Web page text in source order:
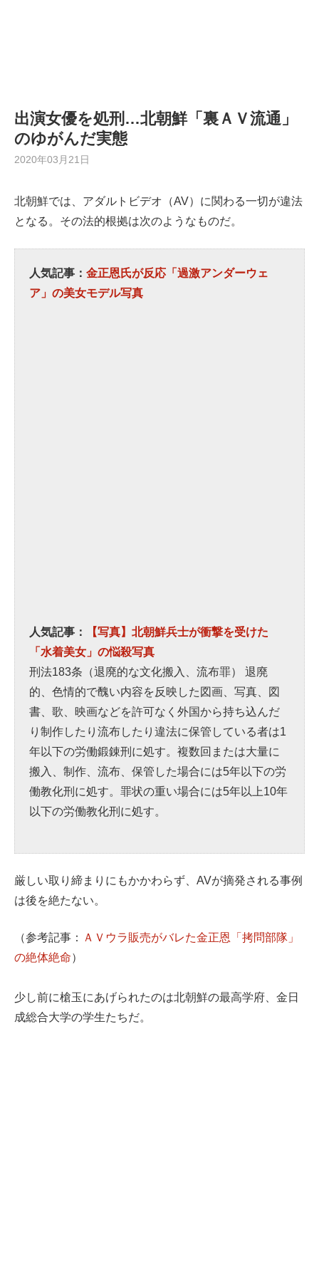
出演女優を処刑…北朝鮮「裏ＡＶ流通」
のゆがんだ実態
2020年03月21日
北朝鮮では、アダルトビデオ（AV）に関わる一切が違法
となる。その法的根拠は次のようなものだ。
人気記事： 金正恩氏が反応「過激アンダーウェ
ア」の美女モデル写真
人気記事：
【写真】北朝鮮兵士が衝撃を受けた
「水着美女」の悩殺写真
刑法183条（退廃的な文化搬入、流布罪） 退廃
的、色情的で醜い内容を反映した図画、写真、図
書、歌、映画などを許可なく外国から持ち込んだ
り制作したり流布したり違法に保管している者は1
年以下の労働鍛錬刑に処す。複数回または大量に
搬入、制作、流布、保管した場合には5年以下の労
働教化刑に処す。罪状の重い場合には5年以上10年
以下の労働教化刑に処す。
厳しい取り締まりにもかかわらず、AVが摘発される事例
は後を絶たない。
（参考記事：
ＡＶウラ販売がバレた金正恩「拷問部隊」
の絶体絶命）
少し前に槍玉にあげられたのは北朝鮮の最高学府、金日
成総合大学の学生たちだ。